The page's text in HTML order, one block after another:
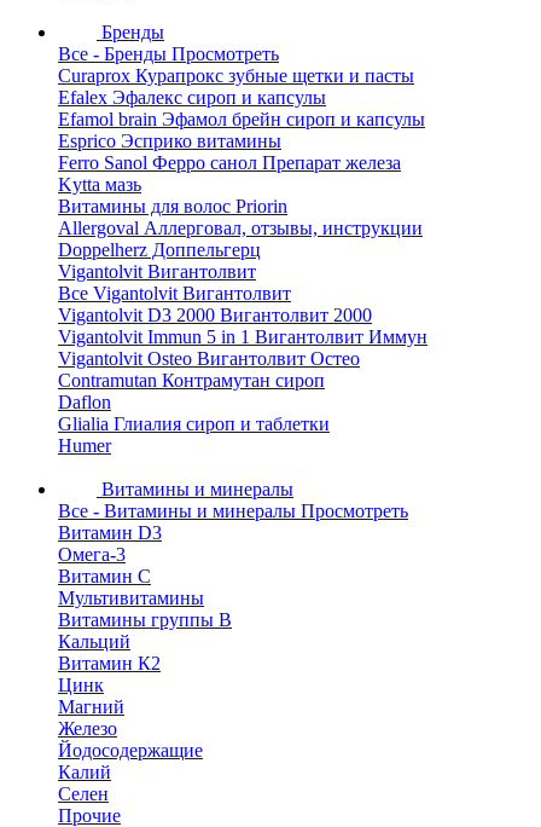
Бренды
Все - Бренды Просмотреть
Curaprox Курапрокс зубные щетки и пасты
Efalex Эфалекс сироп и капсулы
Efamol brain Эфамол брейн сироп и капсулы
Esprico Эсприко витамины
Ferro Sanol Ферро санол Препарат железа
Kytta мазь
Витамины для волос Priorin
Allergoval Аллерговал, отзывы, инструкции
Doppelherz Доппельгерц
Vigantolvit Вигантолвит
Все Vigantolvit Вигантолвит
Vigantolvit D3 2000 Вигантолвит 2000
Vigantolvit Immun 5 in 1 Вигантолвит Иммун
Vigantolvit Osteo Вигантолвит Остео
Contramutan Контрамутан сироп
Daflon
Glialia Глиалия сироп и таблетки
Humer
Витамины и минералы
Все - Витамины и минералы Просмотреть
Витамин D3
Омега-3
Витамин С
Мультивитамины
Витамины группы B
Кальций
Витамин К2
Цинк
Магний
Железо
Йодосодержащие
Калий
Селен
Прочие